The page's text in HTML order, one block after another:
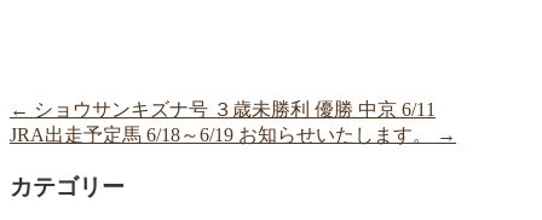
← ショウサンキズナ号 ３歳未勝利 優勝 中京 6/11
JRA出走予定馬 6/18～6/19 お知らせいたします。
→
カテゴリー